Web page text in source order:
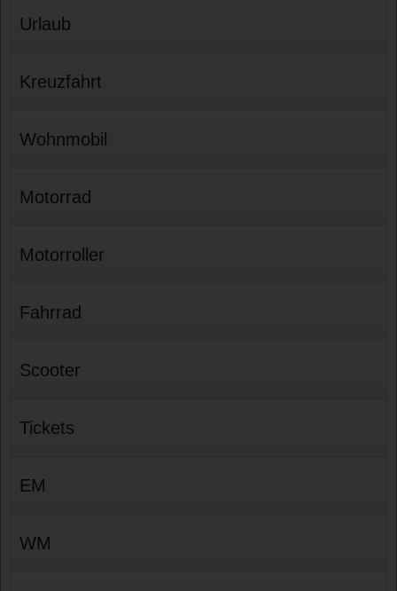
Urlaub
Kreuzfahrt
Wohnmobil
Motorrad
Motorroller
Fahrrad
Scooter
Tickets
EM
WM